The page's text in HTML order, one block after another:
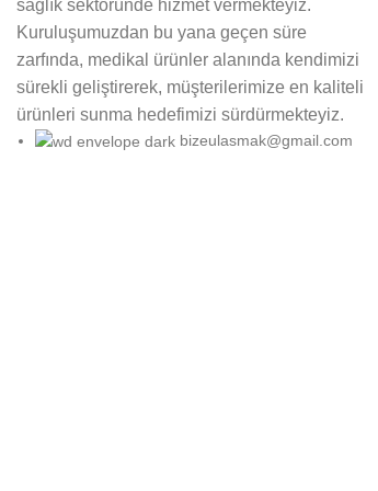
sağlık sektöründe hizmet vermekteyiz.
Kuruluşumuzdan bu yana geçen süre
zarfında, medikal ürünler alanında kendimizi
sürekli geliştirerek, müşterilerimize en kaliteli
ürünleri sunma hedefimizi sürdürmekteyiz.
bizeulasmak@gmail.com